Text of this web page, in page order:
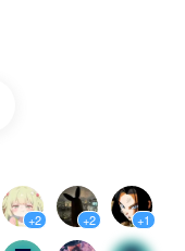
+2 +2 +1